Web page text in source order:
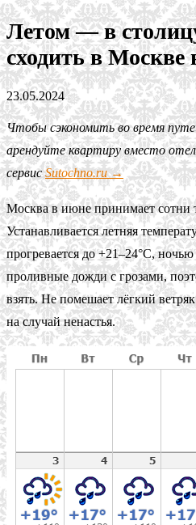
Летом — в
сходить в Москве
23.05.2024
Чтобы сэкономить во время
арендуйте квартиру вместо
сервисSutochno.ru →
Москва в июне принимает сотни
Устанавливается летняя
прогревается до +21–24°C,
проливные дожди с грозами,
взять. Не помешает лёгкий
на случай ненастья.